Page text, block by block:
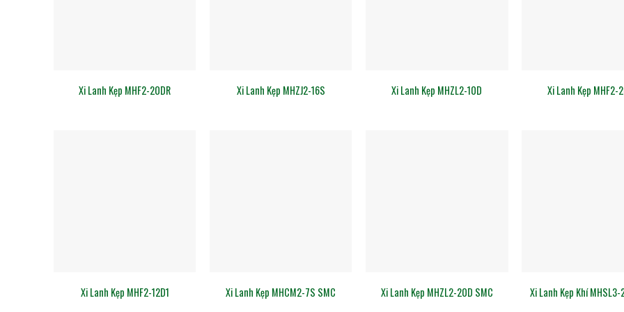
Xi Lanh Kẹp MHF2-20DR Xi Lanh Kẹp MHZJ2-16S Xi Lanh Kẹp MHZL2-10D Xi Lanh Kẹp MHF2-
Xi Lanh Kẹp MHF2-12D1 Xi Lanh Kẹp MHCM2-7S SMC Xi Lanh Kẹp MHZL2-20D SMC Xi Lanh Kẹp Khí MHSL3-